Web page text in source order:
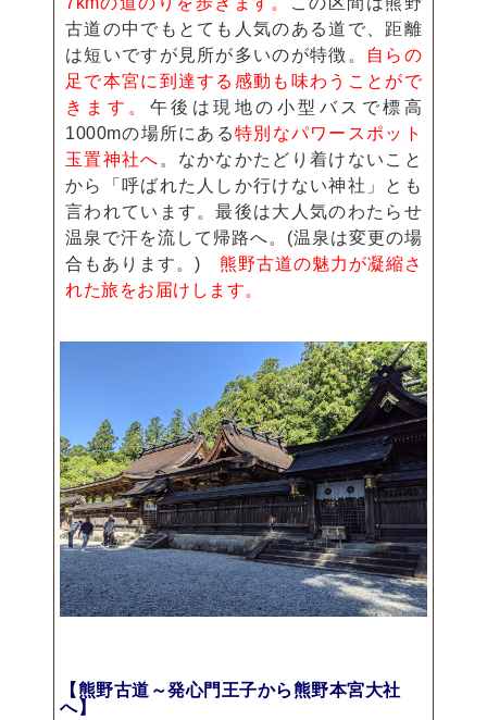
古道の中でもとても人気のある道で、距離
は短いですが見所が多いのが特徴。
自らの
足で本宮に到達する感動も味わうことがで
きます。 午後は現地の小型バスで標高
1000mの場所にある特別なパワースポット
玉置神社へ 。なかなかたどり着けないこと
から「呼ばれた人しか行けない神社」とも
言われています。最後は大人気のわたらせ
温泉で汗を流して帰路へ。(温泉は変更の場
合もあります。) 熊野古道の魅力が凝縮さ
れた旅をお届けします。
【熊野古道～発心門王子から熊野本宮大社
へ】